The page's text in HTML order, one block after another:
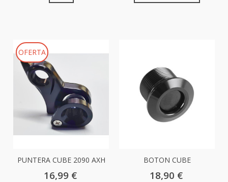
OFERTA
PUNTERA CUBE 2090 AXH
10240
16,99 €
BOTON CUBE
REACTION/STEREO...
18,90 €